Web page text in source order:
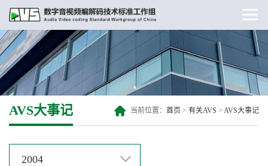
AVS大事记 当前位置： 首页 > 有关AVS > AVS大事记
2004